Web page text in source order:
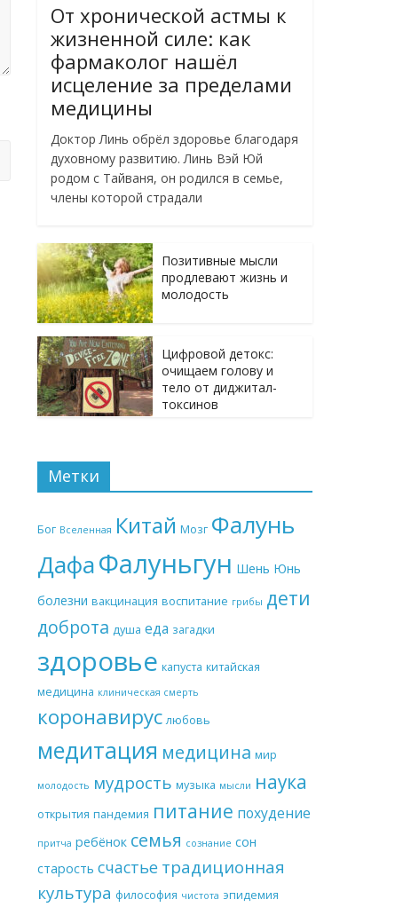
От хронической астмы к
жизненной силе: как
фармаколог нашёл
исцеление за пределами
медицины
Доктор Линь обрёл здоровье благодаря
духовному развитию. Линь Вэй Юй
родом с Тайваня, он родился в семье,
члены которой страдали
Позитивные мысли
продлевают жизнь и
молодость
Цифровой детокс:
очищаем голову и
тело от диджитал-
токсинов
Метки
Бог Вселенная Китай Мозг Фалунь
ДафаФалуньгун Шень Юнь
болезни вакцинация воспитание грибы дети
доброта душа еда загадки
здоровье капуста китайская
медицина клиническая смерть
коронавирус любовь
медитация медицина мир
молодость мудрость музыка мысли наука
открытия пандемия питание похудение
притча ребёнок семья сознание сон
старость счастье традиционная
культура философия чистота эпидемия